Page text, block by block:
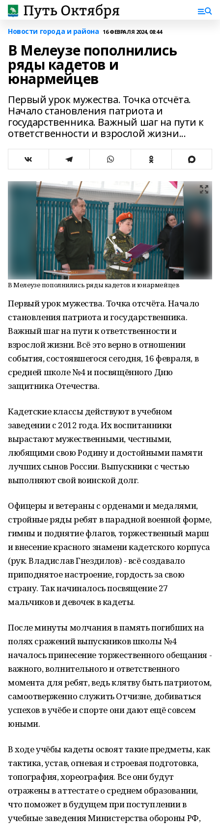
Новости города и района 16 ФЕВРАЛЯ 2024, 08:44
В Мелеузе пополнились
ряды кадетов и
юнармейцев
Первый урок мужества. Точка отсчёта.
Начало становления патриота и
государственника. Важный шаг на пути к
ответственности и взрослой жизни...
В Мелеузе пополнились ряды кадетов и юнармейцев
Первый урок мужества. Точка отсчёта. Начало
становления патриота и государственника.
Важный шаг на пути к ответственности и
взрослой жизни. Всё это верно в отношении
события, состоявшегося сегодня, 16 февраля, в
средней школе №4 и посвящённого Дню
защитника Отечества.
Кадетские классы действуют в учебном
заведении с 2012 года. Их воспитанники
вырастают мужественными, честными,
любящими свою Родину и достойными памяти
лучших сынов России. Выпускники с честью
выполняют свой воинской долг.
Офицеры и ветераны с орденами и медалями,
стройные ряды ребят в парадной военной форме,
гимны и поднятие флагов, торжественный марш
и внесение красного знамени кадетского корпуса
(рук. Владислав Гнездилов) - всё создавало
приподнятое настроение, гордость за свою
страну. Так начиналось посвящение 27
мальчиков и девочек в кадеты.
После минуты молчания в память погибших на
полях сражений выпускников школы №4
началось принесение торжественного обещания -
важного, волнительного и ответственного
момента для ребят, ведь клятву быть патриотом,
самоотверженно служить Отчизне, добиваться
успехов в учёбе и спорте они дают ещё совсем
юными.
В ходе учёбы кадеты освоят такие предметы, как
тактика, устав, огневая и строевая подготовка,
топография, хореография. Все они будут
отражены в аттестате о среднем образовании,
что поможет в будущем при поступлении в
учебные заведения Министерства обороны РФ,